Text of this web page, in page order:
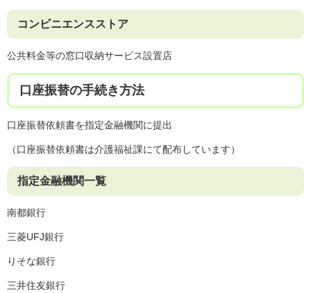
コンビニエンスストア
公共料金等の窓口収納サービス設置店
口座振替の手続き方法
​口座振替依頼書を指定金融機関に提出
（口座振替依頼書は介護福祉課にて配布しています）
指定金融機関一覧
​​南都銀行
三菱UFJ銀行
りそな銀行
三井住友銀行